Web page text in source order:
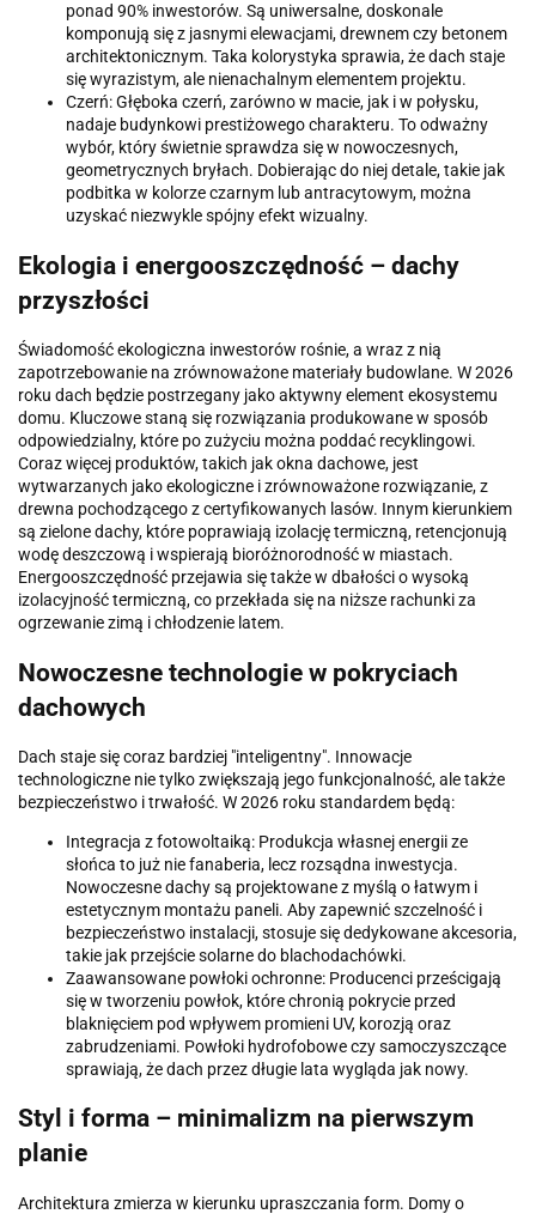
ponad 90% inwestorów. Są uniwersalne, doskonale
komponują się z jasnymi elewacjami, drewnem czy betonem
architektonicznym. Taka kolorystyka sprawia, że dach staje
się wyrazistym, ale nienachalnym elementem projektu.
Czerń: Głęboka czerń, zarówno w macie, jak i w połysku,
nadaje budynkowi prestiżowego charakteru. To odważny
wybór, który świetnie sprawdza się w nowoczesnych,
geometrycznych bryłach. Dobierając do niej detale, takie jak
podbitka w kolorze czarnym lub antracytowym, można
uzyskać niezwykle spójny efekt wizualny.
Ekologia i energooszczędność – dachy
przyszłości
Świadomość ekologiczna inwestorów rośnie, a wraz z nią
zapotrzebowanie na zrównoważone materiały budowlane. W 2026
roku dach będzie postrzegany jako aktywny element ekosystemu
domu. Kluczowe staną się rozwiązania produkowane w sposób
odpowiedzialny, które po zużyciu można poddać recyklingowi.
Coraz więcej produktów, takich jak okna dachowe, jest
wytwarzanych jako ekologiczne i zrównoważone rozwiązanie, z
drewna pochodzącego z certyfikowanych lasów. Innym kierunkiem
są zielone dachy, które poprawiają izolację termiczną, retencjonują
wodę deszczową i wspierają bioróżnorodność w miastach.
Energooszczędność przejawia się także w dbałości o wysoką
izolacyjność termiczną, co przekłada się na niższe rachunki za
ogrzewanie zimą i chłodzenie latem.
Nowoczesne technologie w pokryciach
dachowych
Dach staje się coraz bardziej "inteligentny". Innowacje
technologiczne nie tylko zwiększają jego funkcjonalność, ale także
bezpieczeństwo i trwałość. W 2026 roku standardem będą:
Integracja z fotowoltaiką: Produkcja własnej energii ze
słońca to już nie fanaberia, lecz rozsądna inwestycja.
Nowoczesne dachy są projektowane z myślą o łatwym i
estetycznym montażu paneli. Aby zapewnić szczelność i
bezpieczeństwo instalacji, stosuje się dedykowane akcesoria,
takie jak przejście solarne do blachodachówki.
Zaawansowane powłoki ochronne: Producenci prześcigają
się w tworzeniu powłok, które chronią pokrycie przed
blaknięciem pod wpływem promieni UV, korozją oraz
zabrudzeniami. Powłoki hydrofobowe czy samoczyszczące
sprawiają, że dach przez długie lata wygląda jak nowy.
Styl i forma – minimalizm na pierwszym
planie
Architektura zmierza w kierunku upraszczania form. Domy o